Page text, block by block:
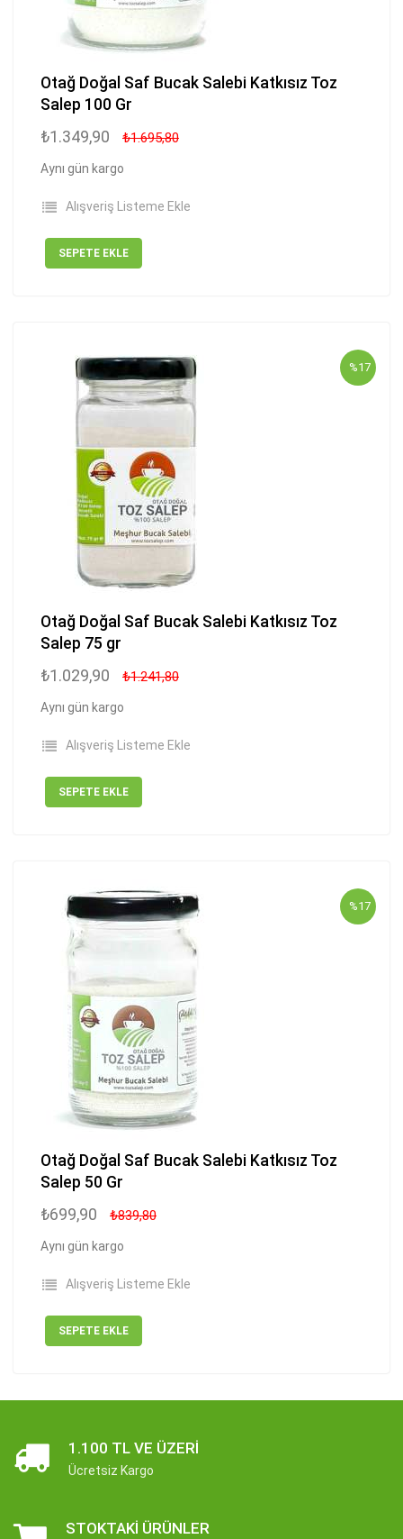
Otağ Doğal Saf Bucak Salebi Katkısız Toz
Salep 100 Gr
₺1.349,90 ₺1.695,80
Aynı gün kargo
Alışveriş Listeme Ekle
SEPETE EKLE
%17
Otağ Doğal Saf Bucak Salebi Katkısız Toz
Salep 75 gr
₺1.029,90 ₺1.241,80
Aynı gün kargo
Alışveriş Listeme Ekle
SEPETE EKLE
%17
Otağ Doğal Saf Bucak Salebi Katkısız Toz
Salep 50 Gr
₺699,90 ₺839,80
Aynı gün kargo
Alışveriş Listeme Ekle
SEPETE EKLE
1.100 TL VE ÜZERI
Ücretsiz Kargo
STOKTAKI ÜRÜNLER